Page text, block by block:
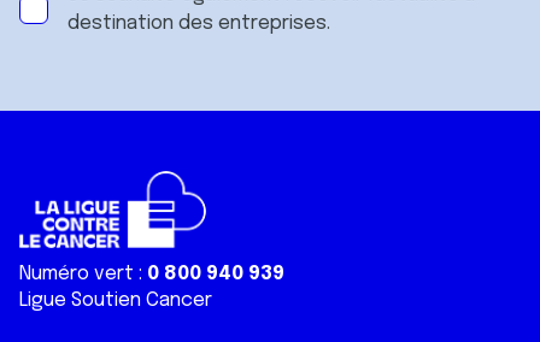
destination des entreprises.
Numéro vert : 0 800 940 939
Ligue Soutien Cancer